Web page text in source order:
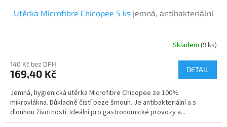
Utěrka Microfibre Chicopee 5 ks jemná, antibakteriální
produktu
je
z
5
hvězdiček.
Skladem(9 ks)
140 Kč bez DPH
169,40 Kč DETAIL
Jemná, hygienická utěrka Microfibre Chicopee ze 100%
mikrovlákna. Důkladně čistí beze šmouh. Je antibakteriální a s
dlouhou životností. Ideální pro gastronomické provozy a...